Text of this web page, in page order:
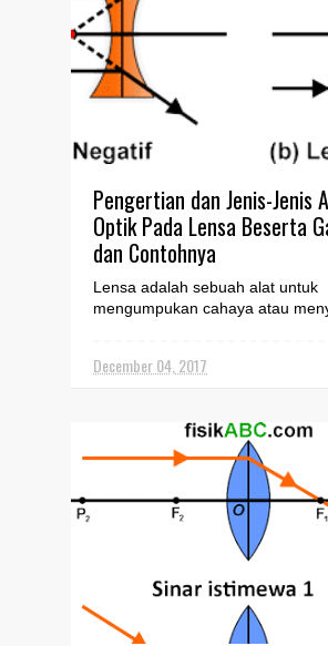
Pengertian dan Jenis-Jenis
Optik Pada Lensa Beserta
dan Contohnya
Lensa adalah sebuah alat untuk
mengumpukan cahaya atau
December 04, 2017